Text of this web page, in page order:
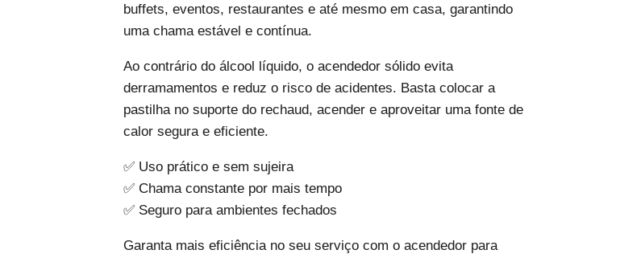
buffets, eventos, restaurantes e até mesmo em casa, garantindo
uma chama estável e contínua.
Ao contrário do álcool líquido, o acendedor sólido evita
derramamentos e reduz o risco de acidentes. Basta colocar a
pastilha no suporte do rechaud, acender e aproveitar uma fonte de
calor segura e eficiente.
✅ Uso prático e sem sujeira
✅ Chama constante por mais tempo
✅ Seguro para ambientes fechados
Garanta mais eficiência no seu serviço com o acendedor para